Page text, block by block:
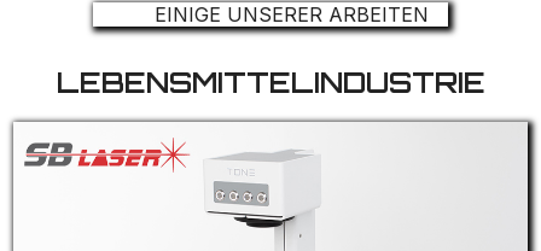
EINIGE UNSERER ARBEITEN
LEBENSMITTELINDUSTRIE